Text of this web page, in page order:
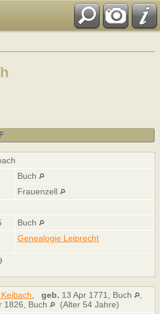
Buch
Frauenzell
Buch
Genealogie Leiprecht
geb. 13 Apr 1771, Buch
1826, Buch (Alter 54 Jahre)